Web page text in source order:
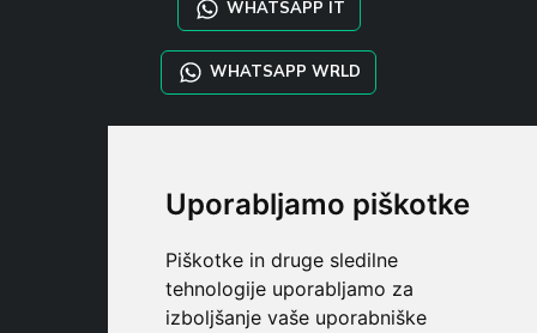
Uporabljamo piškotke
Piškotke in druge sledilne
tehnologije uporabljamo za
izboljšanje vaše uporabniške
WHATSAPP IT
WHATSAPP WRLD
SHOP B2B
TAYLOR MADE ORDERS
UPORABNI